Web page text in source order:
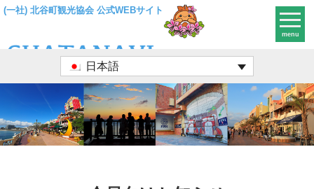
(一社) 北谷町観光協会 公式WEBサイト
日本語
menu